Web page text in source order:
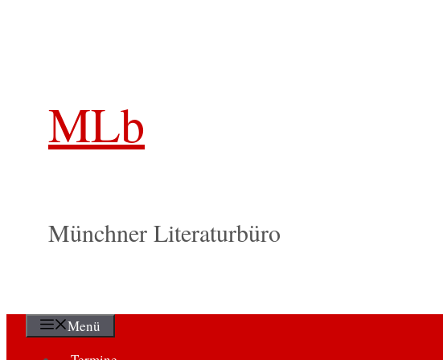
MLb
Münchner Literaturbüro
Menü